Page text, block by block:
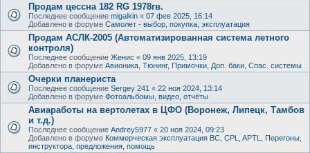
Продам цессна 182 RG 1978гв.
Последнее сообщение migalkin « 07 фев 2025, 16:14
Добавлено в форуме Самолет - выбор, покупка, эксплуатация
Продам АСЛК-2005 (Автоматизированная система летного
контроля)
Последнее сообщение Женис « 09 янв 2025, 13:19
Добавлено в форуме Авионика, Тюнинг, Примочки, Доп. баки, Спас. системы
Очерки планериста
Последнее сообщение Sergey 241 « 22 ноя 2024, 13:14
Добавлено в форуме Фотоальбомы, видео, отчёты
Авиаработы на вертолетах в ЦФО (Воронеж, Липецк, Тамбов
и т.д.)
Последнее сообщение Andrey5977 « 20 ноя 2024, 09:23
Добавлено в форуме Коммерческая эксплуатация ВС, CPL, APTL, Перегоны,
инструктора, предложения, помощь